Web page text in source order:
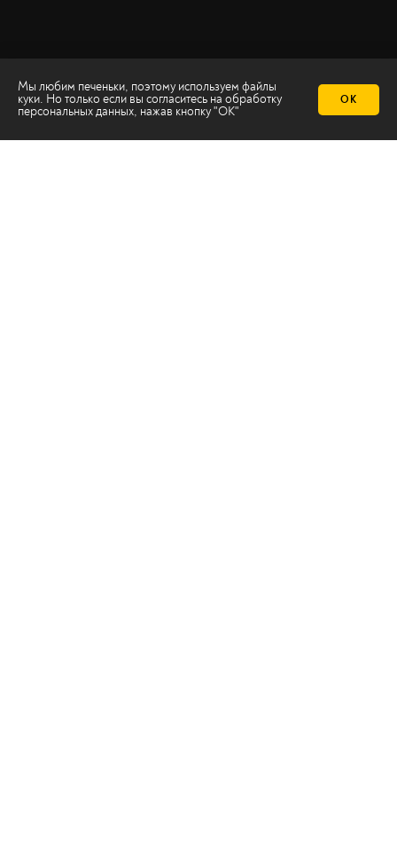
Мы любим печеньки, поэтому используем файлы
куки. Но только если вы согласитесь на обработку
персональных данных, нажав кнопку "ОК"
ОК